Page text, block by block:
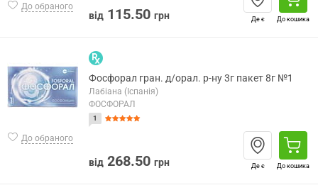
До обраного
від 115.50 грн Де є До кошика
До обраного
Фосфорал гран. д/орал. р-ну 3г пакет 8г №1
Лабіана (Іспанія)
ФОСФОРАЛ
1
від 268.50 грн Де є До кошика